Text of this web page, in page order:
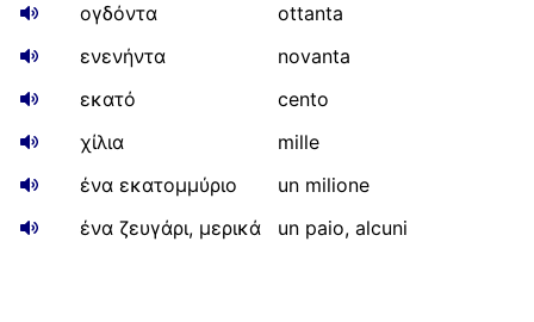
ογδόντα
ottanta
ενενήντα
novanta
εκατό
cento
χίλια
mille
ένα εκατομμύριο
un milione
ένα ζευγάρι, μερικά
un paio, alcuni